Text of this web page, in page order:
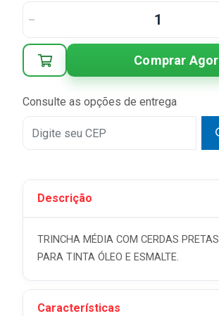
Comprar
Consulte as opções de entrega
Descrição
TRINCHA MÉDIA COM CERDAS
PARA TINTA ÓLEO E ESMALTE.
Características